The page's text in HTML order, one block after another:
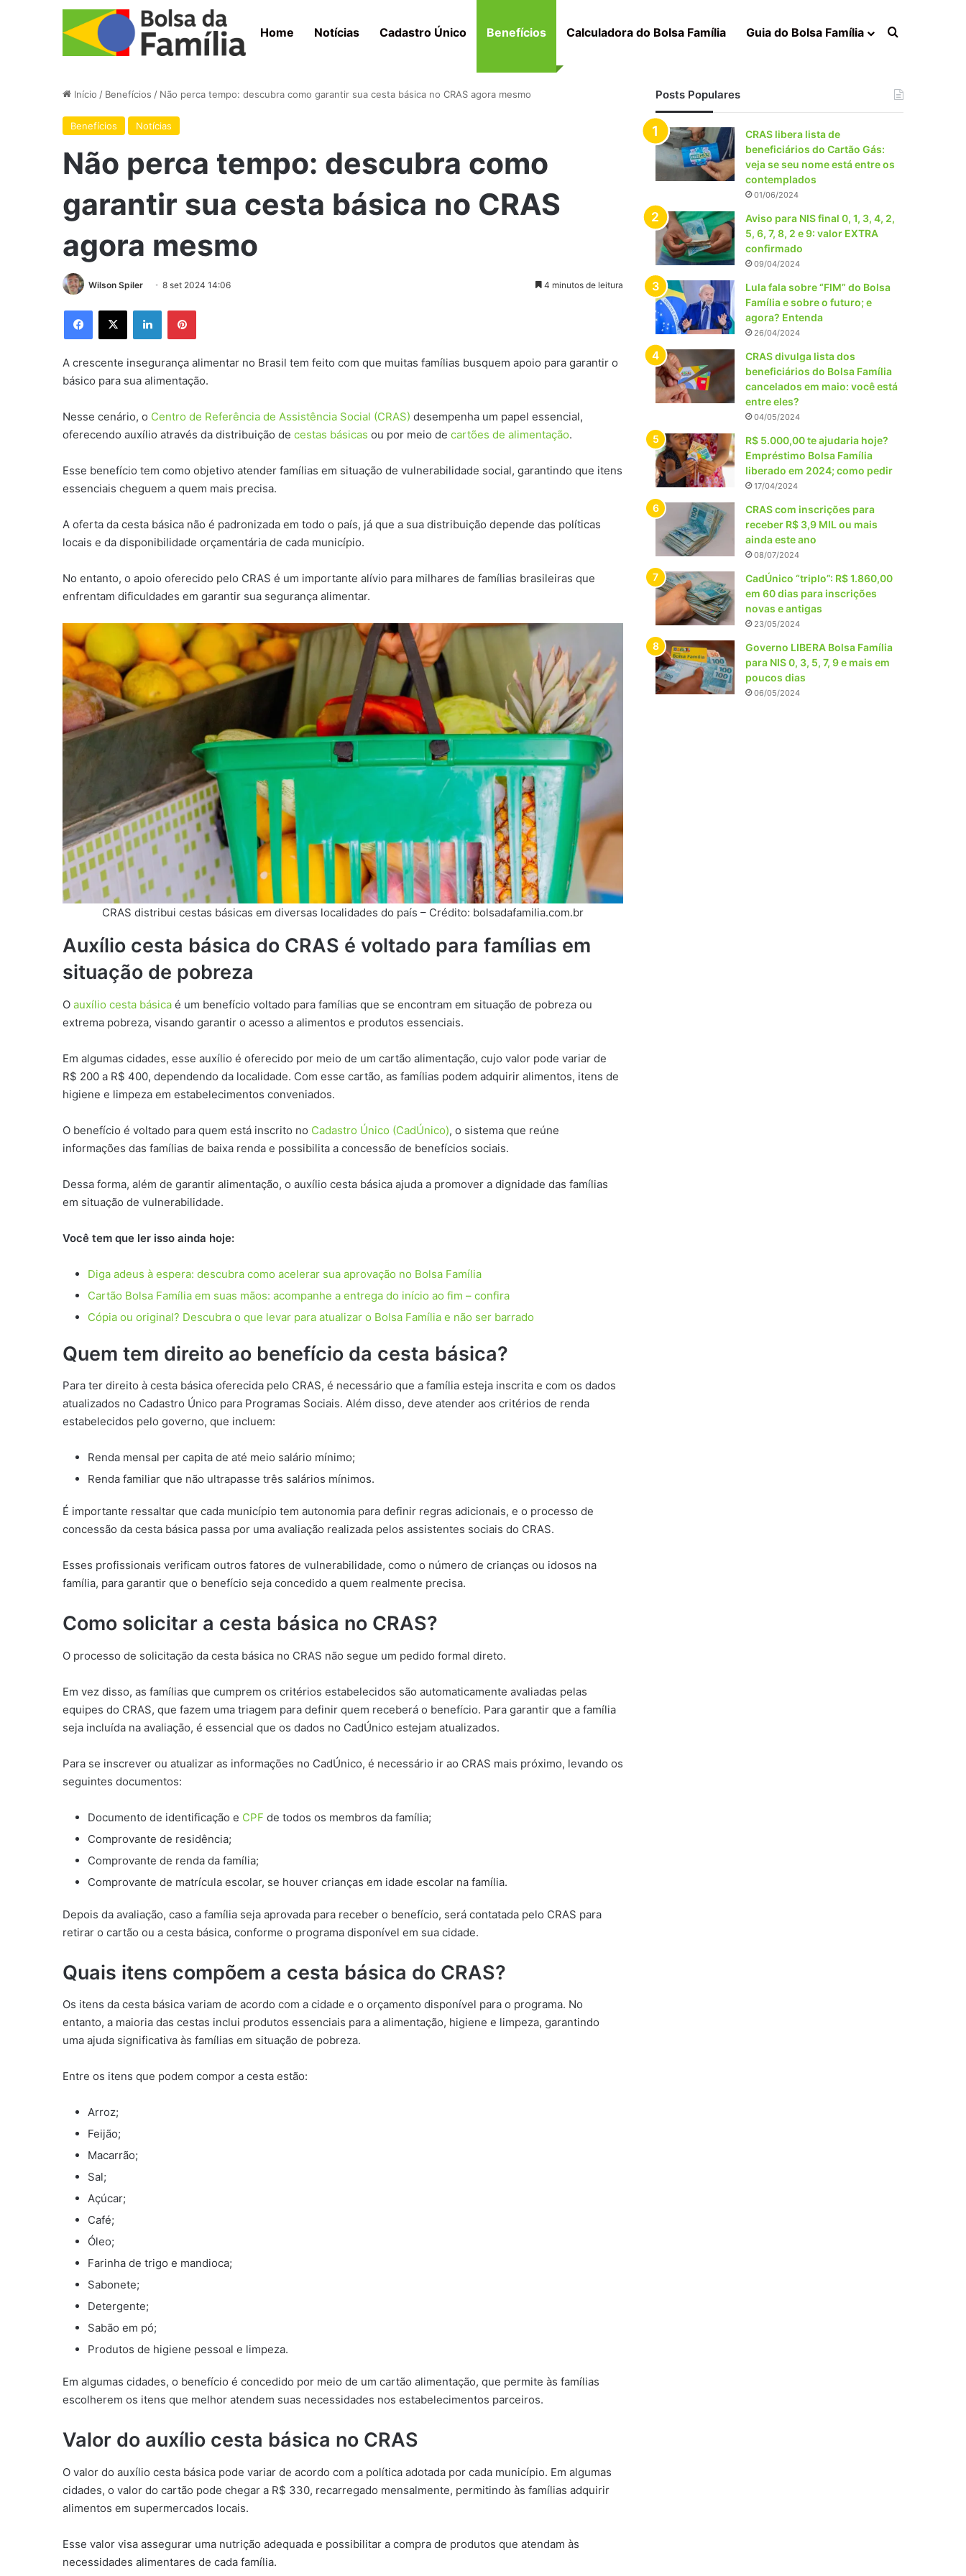
Home Notícias Cadastro Único Benefícios Calculadora do Bolsa Família Guia do Bolsa Família Procurar por
Início / Benefícios / Não perca tempo: descubra como garantir sua cesta básica no CRAS agora mesmo
Benefícios Notícias
Não perca tempo: descubra como
garantir sua cesta básica no CRAS
agora mesmo
Wilson Spiler 8 set 2024 14:06 4 minutos de leitura
Facebook
X LinkedinPinterest
A crescente insegurança alimentar no Brasil tem feito com que muitas famílias busquem apoio para garantir o
básico para sua alimentação.
Nesse cenário, o Centro de Referência de Assistência Social (CRAS) desempenha um papel essencial,
oferecendo auxílio através da distribuição de cestas básicas ou por meio de cartões de alimentação.
Esse benefício tem como objetivo atender famílias em situação de vulnerabilidade social, garantindo que itens
essenciais cheguem a quem mais precisa.
A oferta da cesta básica não é padronizada em todo o país, já que a sua distribuição depende das políticas
locais e da disponibilidade orçamentária de cada município.
No entanto, o apoio oferecido pelo CRAS é um importante alívio para milhares de famílias brasileiras que
enfrentam dificuldades em garantir sua segurança alimentar.
CRAS distribui cestas básicas em diversas localidades do país – Crédito: bolsadafamilia.com.br
Auxílio cesta básica do CRAS é voltado para famílias em
situação de pobreza
O auxílio cesta básica é um benefício voltado para famílias que se encontram em situação de pobreza ou
extrema pobreza, visando garantir o acesso a alimentos e produtos essenciais.
Em algumas cidades, esse auxílio é oferecido por meio de um cartão alimentação, cujo valor pode variar de
R$ 200 a R$ 400, dependendo da localidade. Com esse cartão, as famílias podem adquirir alimentos, itens de
higiene e limpeza em estabelecimentos conveniados.
O benefício é voltado para quem está inscrito no Cadastro Único (CadÚnico), o sistema que reúne
informações das famílias de baixa renda e possibilita a concessão de benefícios sociais.
Dessa forma, além de garantir alimentação, o auxílio cesta básica ajuda a promover a dignidade das famílias
em situação de vulnerabilidade.
Você tem que ler isso ainda hoje:
Diga adeus à espera: descubra como acelerar sua aprovação no Bolsa Família
Cartão Bolsa Família em suas mãos: acompanhe a entrega do início ao fim – confira
Cópia ou original? Descubra o que levar para atualizar o Bolsa Família e não ser barrado
Quem tem direito ao benefício da cesta básica?
Para ter direito à cesta básica oferecida pelo CRAS, é necessário que a família esteja inscrita e com os dados
atualizados no Cadastro Único para Programas Sociais. Além disso, deve atender aos critérios de renda
estabelecidos pelo governo, que incluem:
Renda mensal per capita de até meio salário mínimo;
Renda familiar que não ultrapasse três salários mínimos.
É importante ressaltar que cada município tem autonomia para definir regras adicionais, e o processo de
concessão da cesta básica passa por uma avaliação realizada pelos assistentes sociais do CRAS.
Esses profissionais verificam outros fatores de vulnerabilidade, como o número de crianças ou idosos na
família, para garantir que o benefício seja concedido a quem realmente precisa.
Como solicitar a cesta básica no CRAS?
O processo de solicitação da cesta básica no CRAS não segue um pedido formal direto.
Em vez disso, as famílias que cumprem os critérios estabelecidos são automaticamente avaliadas pelas
equipes do CRAS, que fazem uma triagem para definir quem receberá o benefício. Para garantir que a família
seja incluída na avaliação, é essencial que os dados no CadÚnico estejam atualizados.
Para se inscrever ou atualizar as informações no CadÚnico, é necessário ir ao CRAS mais próximo, levando os
seguintes documentos:
Documento de identificação e CPF de todos os membros da família;
Comprovante de residência;
Comprovante de renda da família;
Comprovante de matrícula escolar, se houver crianças em idade escolar na família.
Depois da avaliação, caso a família seja aprovada para receber o benefício, será contatada pelo CRAS para
retirar o cartão ou a cesta básica, conforme o programa disponível em sua cidade.
Quais itens compõem a cesta básica do CRAS?
Os itens da cesta básica variam de acordo com a cidade e o orçamento disponível para o programa. No
entanto, a maioria das cestas inclui produtos essenciais para a alimentação, higiene e limpeza, garantindo
uma ajuda significativa às famílias em situação de pobreza.
Entre os itens que podem compor a cesta estão:
Arroz;
Feijão;
Macarrão;
Sal;
Açúcar;
Café;
Óleo;
Farinha de trigo e mandioca;
Sabonete;
Detergente;
Sabão em pó;
Produtos de higiene pessoal e limpeza.
Em algumas cidades, o benefício é concedido por meio de um cartão alimentação, que permite às famílias
escolherem os itens que melhor atendem suas necessidades nos estabelecimentos parceiros.
Valor do auxílio cesta básica no CRAS
O valor do auxílio cesta básica pode variar de acordo com a política adotada por cada município. Em algumas
cidades, o valor do cartão pode chegar a R$ 330, recarregado mensalmente, permitindo às famílias adquirir
alimentos em supermercados locais.
Esse valor visa assegurar uma nutrição adequada e possibilitar a compra de produtos que atendam às
necessidades alimentares de cada família.
Posts Populares
CRAS libera lista de
beneficiários do Cartão Gás:
veja se seu nome está entre os
contemplados
01/06/2024
Aviso para NIS final 0, 1, 3, 4, 2,
5, 6, 7, 8, 2 e 9: valor EXTRA
confirmado
09/04/2024
Lula fala sobre “FIM” do Bolsa
Família e sobre o futuro; e
agora? Entenda
26/04/2024
CRAS divulga lista dos
beneficiários do Bolsa Família
cancelados em maio: você está
entre eles?
04/05/2024
R$ 5.000,00 te ajudaria hoje?
Empréstimo Bolsa Família
liberado em 2024; como pedir
17/04/2024
CRAS com inscrições para
receber R$ 3,9 MIL ou mais
ainda este ano
08/07/2024
CadÚnico “triplo”: R$ 1.860,00
em 60 dias para inscrições
novas e antigas
23/05/2024
Governo LIBERA Bolsa Família
para NIS 0, 3, 5, 7, 9 e mais em
poucos dias
06/05/2024